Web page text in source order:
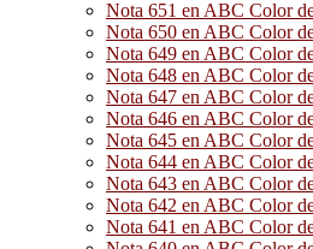
Nota 651 en ABC Color
Nota 650 en ABC Color
Nota 649 en ABC Color
Nota 648 en ABC Color
Nota 647 en ABC Color
Nota 646 en ABC Color
Nota 645 en ABC Color
Nota 644 en ABC Color
Nota 643 en ABC Color
Nota 642 en ABC Color
Nota 641 en ABC Color